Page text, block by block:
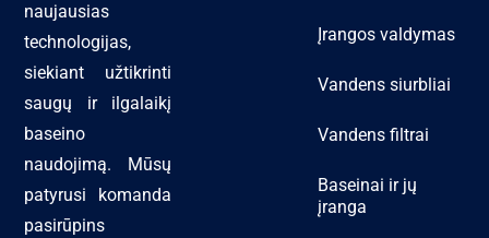
naujausias
technologijas,
siekiant užtikrinti
saugų ir ilgalaikį
baseino
naudojimą. Mūsų
patyrusi komanda
pasirūpins
Įrangos valdymas
Vandens siurbliai
Vandens filtrai
Baseinai ir jų
įranga